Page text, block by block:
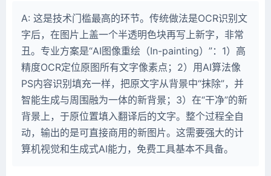
A: 这是技术门槛最高的环节。传统做法是OCR识别文
字后，在图片上盖一个半透明色块再写上新字，非常
丑。专业方案是“AI图像重绘（In-painting）”：1）高
精度OCR定位原图所有文字像素点；2）用AI算法像
PS内容识别填充一样，把原文字从背景中“抹除”，并
智能生成与周围融为一体的新背景；3）在“干净”的新
背景上，于原位置填入翻译后的文字。整个过程全自
动，输出的是可直接商用的新图片。这需要强大的计
算机视觉和生成式AI能力，免费工具基本不具备。